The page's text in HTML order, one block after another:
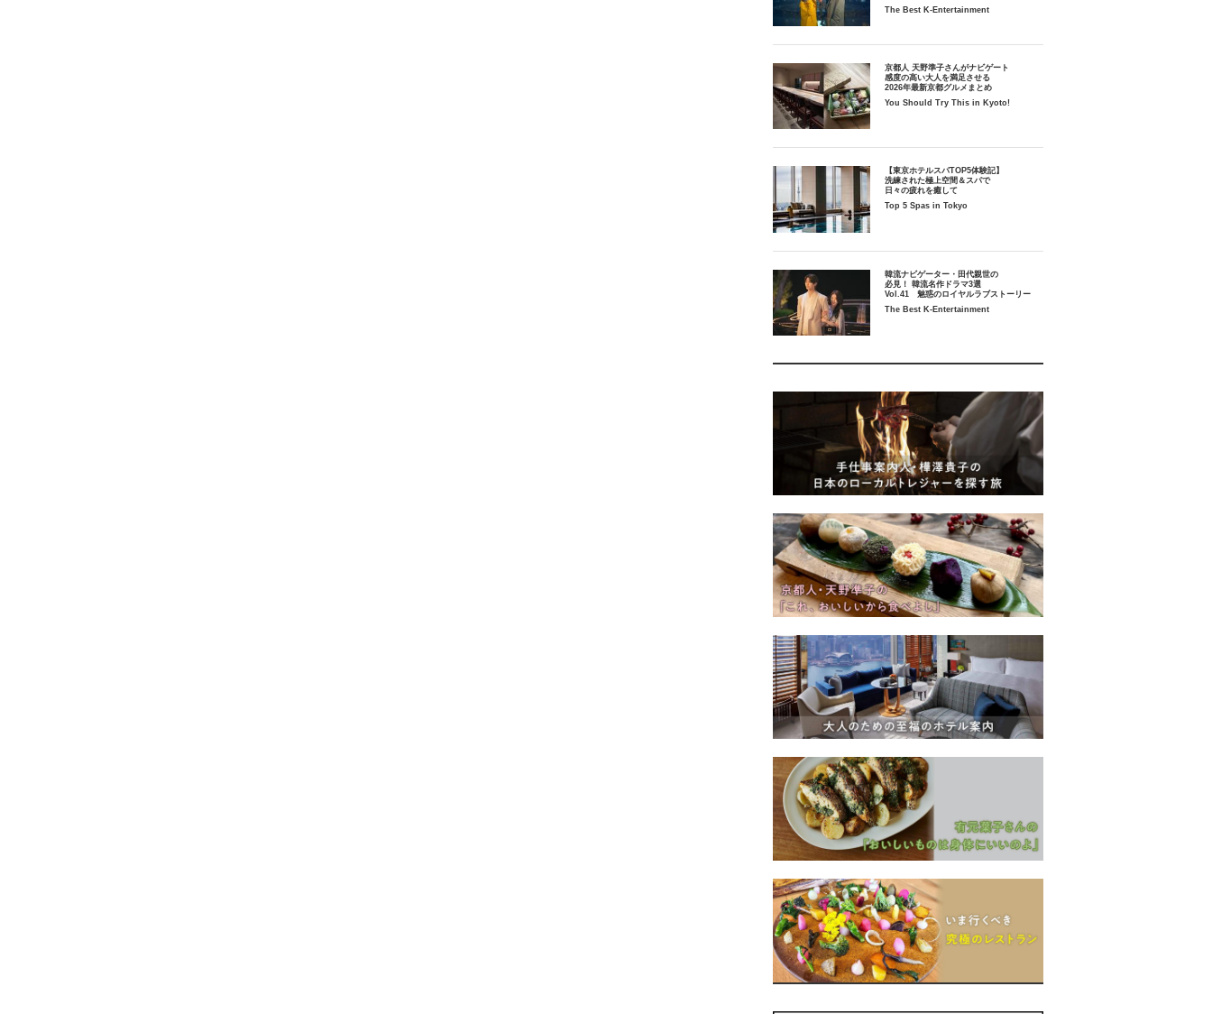
The Best K-Entertainment
京都人 天野準子さんがナビゲート
感度の高い大人を満足させる
2026年最新京都グルメまとめ
You Should Try This in Kyoto!
【東京ホテルスパTOP5体験記】
洗練された極上空間＆スパで
日々の疲れを癒して
Top 5 Spas in Tokyo
韓流ナビゲーター・田代親世の
必見！ 韓流名作ドラマ3選
Vol.41 魅惑のロイヤルラブストーリー
The Best K-Entertainment